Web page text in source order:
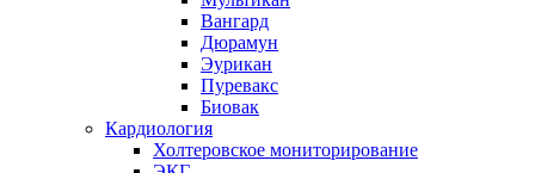
Вангард
Дюрамун
Эурикан
Пуревакс
Биовак
Кардиология
Холтеровское мониторирование